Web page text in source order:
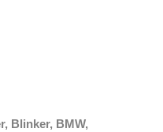
Blinker
BMW